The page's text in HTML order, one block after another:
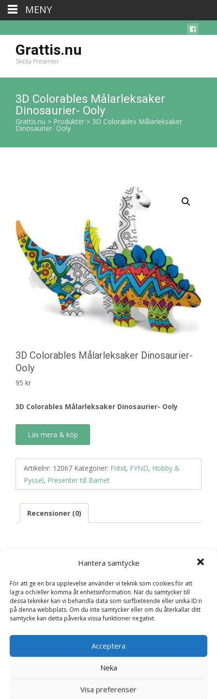
Hantera samtycke
För att ge en bra upplevelse använder vi teknik som cookies för att
lagra och/eller komma åt enhetsinformation. När du samtycker till
dessa tekniker kan vi behandla data som surfbeteende eller unika ID:n
på denna webbplats. Om du inte samtycker eller om du återkallar ditt
samtycke kan detta påverka vissa funktioner negativt.
Acceptera
Neka
Visa preferenser
Grattis.nu
Skicka Presenter
3D Colorables Målarleksaker
Dinosaurier- Ooly
Grattis.nu > Produkter > 3D Colorables Målarleksaker
Dinosaurier- Ooly
3D Colorables Målarleksaker Dinosaurier-
Ooly
95 kr
3D Colorables Målarleksaker Dinosaurier- Ooly
Läs mera & köp
Artikelnr: 12067 Kategorier: Fritid, FYND, Hobby &
Pyssel, Presenter till Barnet
Recensioner (0)
Det finns inga recensioner än.
Bli först med att recensera ”3D Colorables
Målarleksaker Dinosaurier- Ooly”
Ditt betyg*
MENY